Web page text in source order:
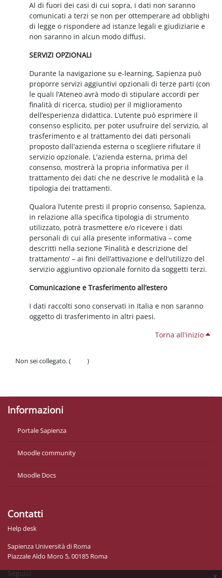
x
Al di fuori dei casi di cui sopra, i dati non saranno
comunicati a terzi se non per ottemperare ad obblighi
di legge o rispondere ad istanze legali e giudiziarie e
non saranno in alcun modo diffusi.
SERVIZI OPZIONALI
Durante la navigazione su e-learning, Sapienza può
proporre servizi aggiuntivi opzionali di terze parti (con
le quali l’Ateneo avrà modo di stipulare accordi per
finalità di ricerca, studio) per il miglioramento
dell’esperienza didattica. L’utente può esprimere il
consenso esplicito, per poter usufruire del servizio, al
trasferimento e al trattamento dei dati personali
proposto dall'azienda esterna o scegliere rifiutare il
servizio opzionale. L'azienda esterna, prima del
consenso, mostrerà la propria informativa per il
trattamento dei dati che ne descrive le modalità e la
tipologia dei trattamenti.
Qualora l’utente presti il proprio consenso, Sapienza,
in relazione alla specifica tipologia di strumento
utilizzato, potrà trasmettere e/o ricevere i dati
personali di cui alla presente informativa – come
descritti nella sezione ‘Finalità e descrizione del
trattamento’ – ai fini dell’attivazione e dell’utilizzo del
servizio aggiuntivo opzionale fornito da soggetti terzi.
Comunicazione e Trasferimento all’estero
I dati raccolti sono conservati in Italia e non saranno
oggetto di trasferimento in altri paesi.
Torna all'inizio
Non sei collegato. (
)
Informazioni
Portale Sapienza
Moodle community
Moodle Docs
Contatti
Help desk
Sapienza Università di Roma
Piazzale Aldo Moro 5, 00185 Roma
Seguici